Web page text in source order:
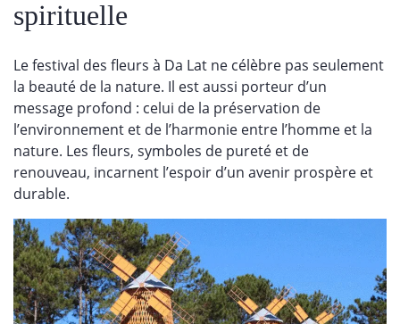
spirituelle
Le festival des fleurs à Da Lat ne célèbre pas seulement
la beauté de la nature. Il est aussi porteur d’un
message profond : celui de la préservation de
l’environnement et de l’harmonie entre l’homme et la
nature. Les fleurs, symboles de pureté et de
renouveau, incarnent l’espoir d’un avenir prospère et
durable.